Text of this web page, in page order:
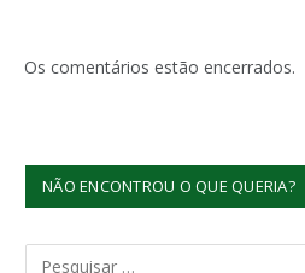
Os comentários estão encerrados.
NÃO ENCONTROU O QUE QUERIA?